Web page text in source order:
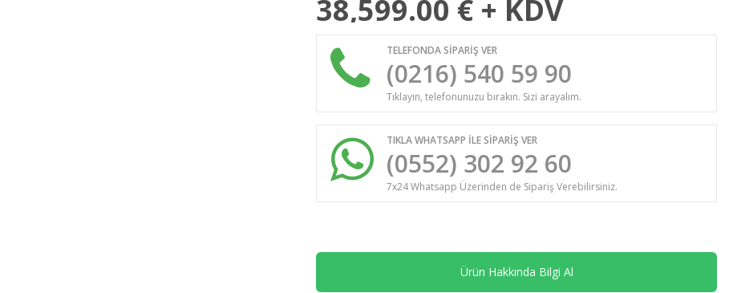
38,599.00 € + KDV
TELEFONDA SİPARİŞ VER
(0216) 540 59 90
Tıklayın, telefonunuzu bırakın. Sizi arayalım.
TIKLA WHATSAPP İLE SİPARİŞ VER
(0552) 302 92 60
7x24 Whatsapp Üzerinden de Sipariş Verebilirsiniz.
Ürün Hakkında Bilgi Al